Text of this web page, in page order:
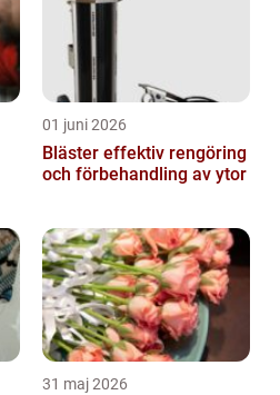
01 juni 2026
Bläster effektiv rengöring
och förbehandling av ytor
31 maj 2026